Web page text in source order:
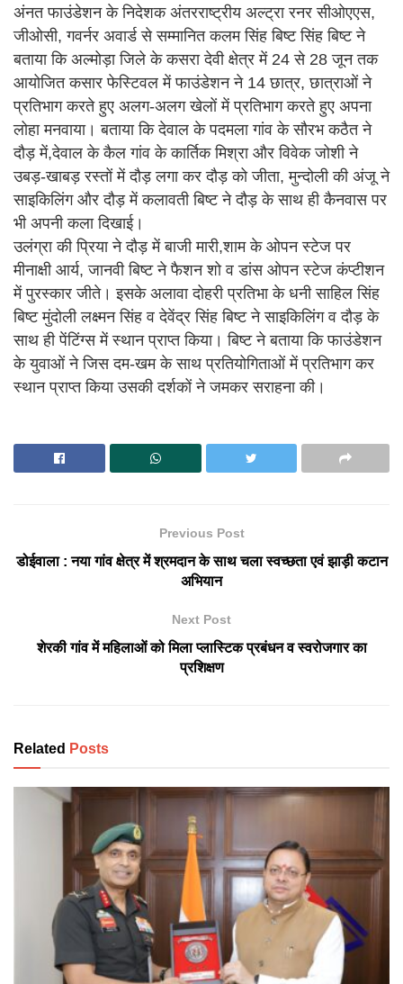
अंनत फाउंडेशन के निदेशक अंतरराष्ट्रीय अल्ट्रा रनर सीओएएस,
जीओसी, गवर्नर अवार्ड से सम्मानित कलम सिंह बिष्ट सिंह बिष्ट ने
बताया कि अल्मोड़ा जिले के कसरा देवी क्षेत्र में 24 से 28 जून तक
आयोजित कसार फेस्टिवल में फाउंडेशन ने 14 छात्र, छात्राओं ने
प्रतिभाग करते हुए अलग-अलग खेलों में प्रतिभाग करते हुए अपना
लोहा मनवाया। बताया कि देवाल के पदमला गांव के सौरभ कठैत ने
दौड़ में,देवाल के कैल गांव के कार्तिक मिश्रा और विवेक जोशी ने
उबड़-खाबड़ रस्तों में दौड़ लगा कर दौड़ को जीता, मुन्दोली की अंजू ने
साइकिलिंग और दौड़ में कलावती बिष्ट ने दौड़ के साथ ही कैनवास पर
भी अपनी कला दिखाई।
उलंग्रा की प्रिया ने दौड़ में बाजी मारी,शाम के ओपन स्टेज पर
मीनाक्षी आर्य, जानवी बिष्ट ने फैशन शो व डांस ओपन स्टेज कंप्टीशन
में पुरस्कार जीते। इसके अलावा दोहरी प्रतिभा के धनी साहिल सिंह
बिष्ट मुंदोली लक्ष्मन सिंह व देवेंद्र सिंह बिष्ट ने साइकिलिंग व दौड़ के
साथ ही पेंटिंग्स में स्थान प्राप्त किया। बिष्ट ने बताया कि फाउंडेशन
के युवाओं ने जिस दम-खम के साथ प्रतियोगिताओं में प्रतिभाग कर
स्थान प्राप्त किया उसकी दर्शकों ने जमकर सराहना की।
Previous Post
डोईवाला : नया गांव क्षेत्र में श्रमदान के साथ चला स्वच्छता एवं झाड़ी कटान
अभियान
Next Post
शेरकी गांव में महिलाओं को मिला प्लास्टिक प्रबंधन व स्वरोजगार का
प्रशिक्षण
Related Posts